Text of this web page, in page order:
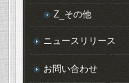
Z_その他
ニュースリリース
お問い合わせ